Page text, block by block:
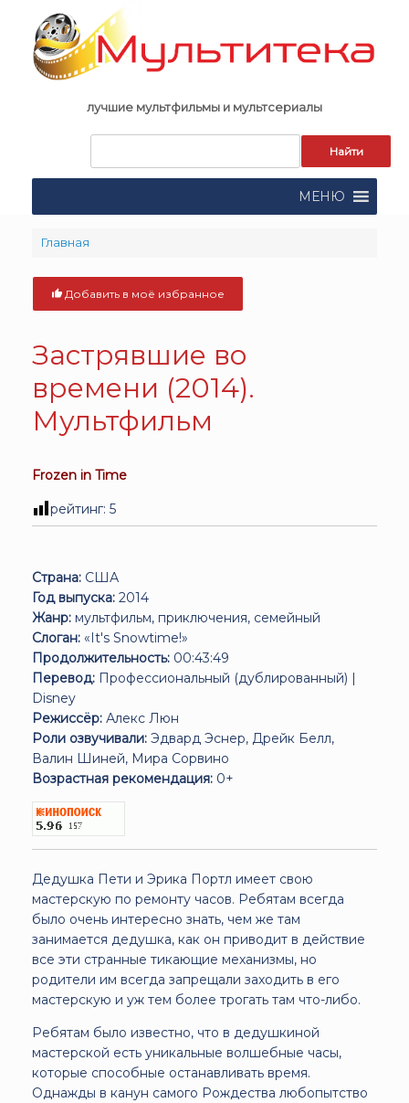
content
лучшие мультфильмы и мультсериалы
поиска:
МЕНЮ
Главная
Добавить в моё избранное
Застрявшие во
времени (2014).
Мультфильм
Frozen in Time
рейтинг: 5
Страна: США
Год выпуска: 2014
Жанр: мультфильм, приключения, семейный
Слоган: «It's Snowtime!»
Продолжительность: 00:43:49
Перевод: Профессиональный (дублированный) |
Disney
Режиссёр: Алекс Люн
Роли озвучивали: Эдвард Эснер, Дрейк Белл,
Валин Шиней, Мира Сорвино
Возрастная рекомендация: 0+
Дедушка Пети и Эрика Портл имеет свою
мастерскую по ремонту часов. Ребятам всегда
было очень интересно знать, чем же там
занимается дедушка, как он приводит в действие
все эти странные тикающие механизмы, но
родители им всегда запрещали заходить в его
мастерскую и уж тем более трогать там что-либо.
Ребятам было известно, что в дедушкиной
мастерской есть уникальные волшебные часы,
которые способные останавливать время.
Однажды в канун самого Рождества любопытство